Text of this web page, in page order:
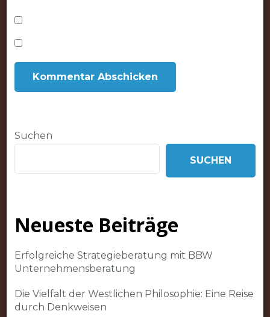
Suchen
SUCHEN
Neueste Beiträge
Erfolgreiche Strategieberatung mit BBW
Unternehmensberatung
Die Vielfalt der Westlichen Philosophie: Eine Reise
durch Denkweisen